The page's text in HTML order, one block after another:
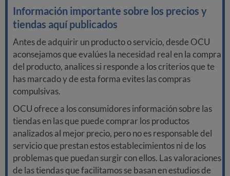
Información importante sobre los precios y
tiendas aquí publicados
Antes de adquirir un producto o servicio, desde OCU
aconsejamos que evalúes la necesidad real en la compra
del producto, analices si responde a los criterios que te
has marcado y de esta forma evites las compras
compulsivas.
OCU ofrece a los consumidores información sobre las
tiendas en las que puede comprar los productos
analizados al mejor precio, pero no es responsable del
servicio que prestan estos establecimientos ni de los
problemas que puedan surgir con ellos. Las valoraciones
de las tiendas que facilitamos se basan en estudios de